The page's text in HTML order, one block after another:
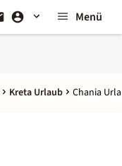
Menü
Kreta Urlaub Chania